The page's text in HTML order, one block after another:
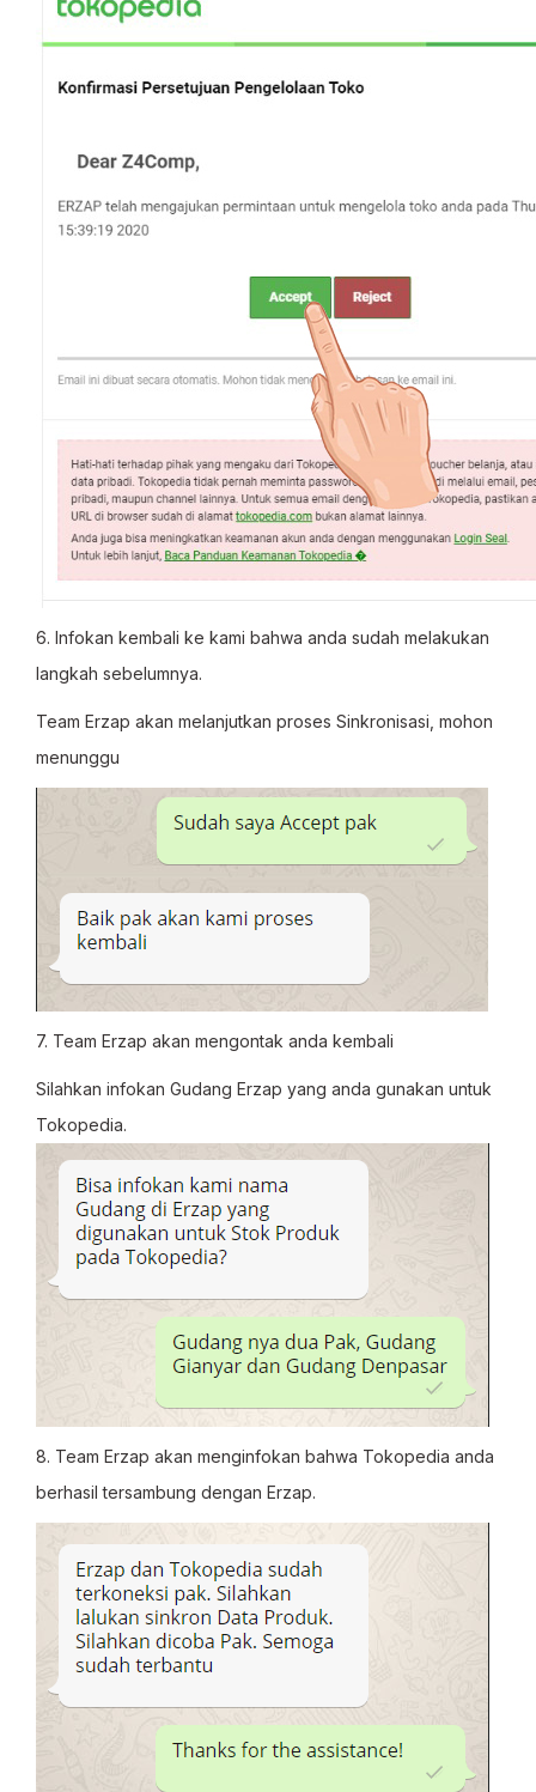
6. Infokan kembali ke kami bahwa anda sudah melakukan
langkah sebelumnya.
Team Erzap akan melanjutkan proses Sinkronisasi, mohon
menunggu
7. Team Erzap akan mengontak anda kembali
Silahkan infokan Gudang Erzap yang anda gunakan untuk
Tokopedia.
8. Team Erzap akan menginfokan bahwa Tokopedia anda
berhasil tersambung dengan Erzap.